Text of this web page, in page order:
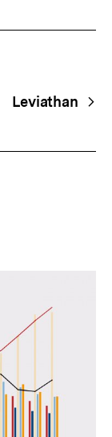
Leviathan